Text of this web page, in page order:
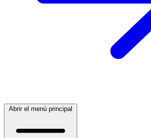
Abrir el menú principal